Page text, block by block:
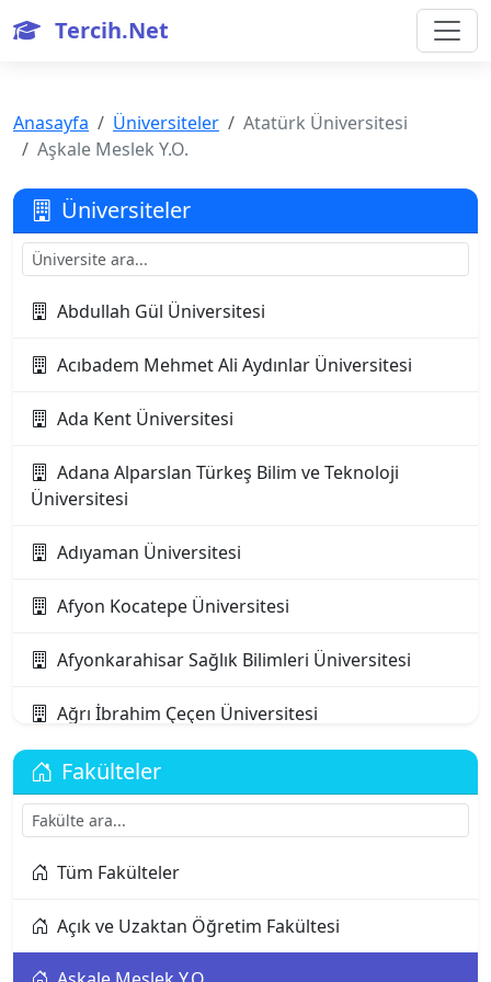
Tercih.Net
Anasayfa Üniversiteler
Atatürk Üniversitesi
Aşkale Meslek Y.O.
Üniversiteler
Abdullah Gül Üniversitesi
Acıbadem Mehmet Ali Aydınlar Üniversitesi
Ada Kent Üniversitesi
Adana Alparslan Türkeş Bilim ve Teknoloji
Üniversitesi
Adıyaman Üniversitesi
Afyon Kocatepe Üniversitesi
Afyonkarahisar Sağlık Bilimleri Üniversitesi
Ağrı İbrahim Çeçen Üniversitesi
Akdeniz Karpaz Üniversitesi
Akdeniz Üniversitesi
Aksaray Üniversitesi
Alanya Alaaddin Keykubat Üniversitesi
Fakülteler
Tüm Fakülteler
Açık ve Uzaktan Öğretim Fakültesi